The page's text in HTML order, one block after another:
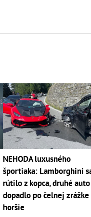
NEHODA luxusného
športiaka: Lamborghini
rútilo z kopca, druhé auto
dopadlo po čelnej zrážke
horšie